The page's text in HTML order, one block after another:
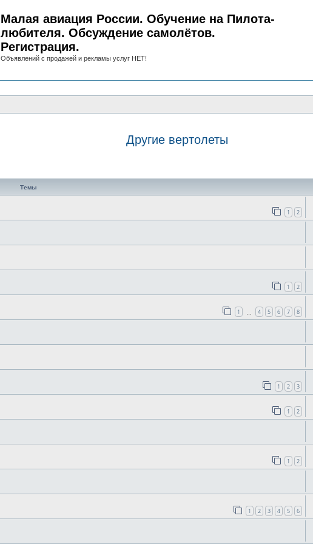
Малая авиация России. Обучение на Пилота-
любителя. Обсуждение самолётов.
Регистрация.
Объявлений с продажей и рекламы услуг НЕТ!
Другие вертолеты
Темы
1 2
1 2
1 4 5 6 7 8
1 2 3
1 2
1 2
1 2 3 4 5 6